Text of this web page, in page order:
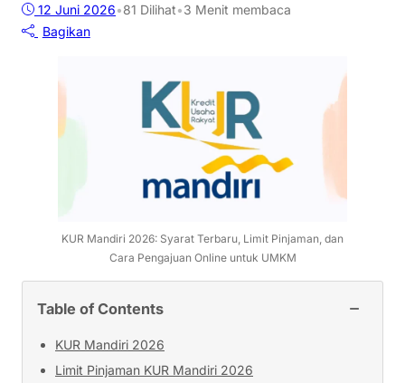
12 Juni 2026•81 Dilihat•3 Menit membaca
Bagikan
KUR Mandiri 2026: Syarat Terbaru, Limit Pinjaman, dan
Cara Pengajuan Online untuk UMKM
Table of Contents −
KUR Mandiri 2026
Limit Pinjaman KUR Mandiri 2026